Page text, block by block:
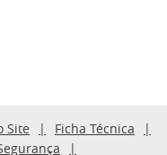
Site
Ficha Técnica